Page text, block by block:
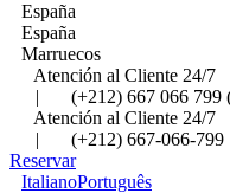
España
España
Marruecos
Atención al Cliente 24/7
|
(+212) 667 066 799
Atención al Cliente 24/7
|
(+212) 667-066-799
Reservar
ItalianoPortuguês